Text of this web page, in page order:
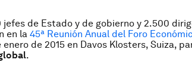
jefes de Estado y de gobierno y 2.500
en la 45ª Reunión Anual del Foro
enero de 2015 en Davos Klosters, Suiza,
.